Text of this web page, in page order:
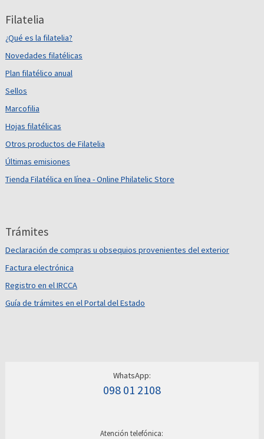
Filatelia
¿Qué es la filatelia?
Novedades filatélicas
Plan filatélico anual
Sellos
Marcofilia
Hojas filatélicas
Otros productos de Filatelia
Últimas emisiones
Tienda Filatélica en línea - Online Philatelic Store
Trámites
Declaración de compras u obsequios provenientes del exterior
Factura electrónica
Registro en el IRCCA
Guía de trámites en el Portal del Estado
WhatsApp:
098 01 2108
Atención telefónica: